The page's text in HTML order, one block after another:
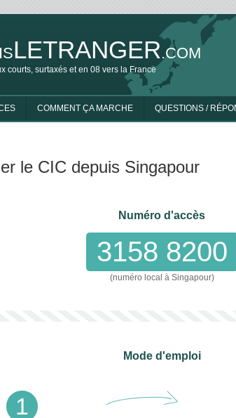
LETRANGER.COM
courts, surtaxés et en 08 vers la France
COMMENT ÇA MARCHE QUESTIONS /
le CIC depuis Singapour
Numéro d'accès
3158 8200
(numéro local à Singapour)
Mode d'emploi
1